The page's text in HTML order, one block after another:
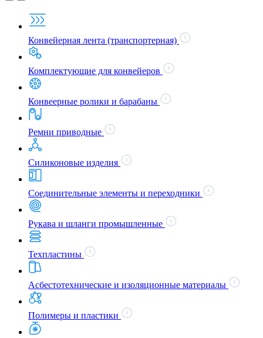
Конвейерная лента (транспортерная)
Комплектующие для конвейеров
Конвеерные ролики и барабаны
Ремни приводные
Силиконовые изделия
Соединительные элементы и переходники
Рукава и шланги промышленные
Техпластины
Асбестотехнические и изоляционные материалы
Полимеры и пластики